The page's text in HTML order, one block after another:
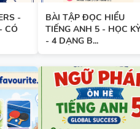
BẢNG
SUCCESS -
-
CÓ
BÀI TẬP ĐỌC HIỂU
TIẾNG ANH 5 - HỌC
- 4 DẠNG B...